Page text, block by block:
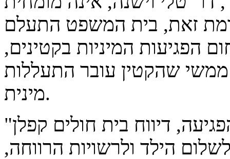
זאת, בית המשפט התעלם
הפגיעות המיניות בקטינים,
שהקטין עובר התעללות
מינית.
"בסוף 2018, בעקבות אחד ממקרי הפגיעה, דיווח בית חולים קפלן
הילד ולרשויות הרווחה,